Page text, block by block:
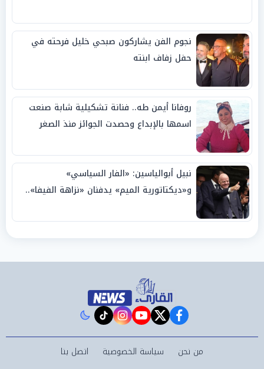
نجوم الفن يشاركون صبحي خليل فرحته في
حفل زفاف ابنته
روفانا أيمن طه.. فنانة تشكيلية شابة صنعت
اسمها بالإبداع وحصدت الجوائز منذ الصغر
نبيل أبوالياسين: «الفار السياسي»
و«ديكتاتورية الميم» يدفنان «نزاهة الفيفا»..
facebook
twitter
youtube
instagram
tiktok
من نحن سياسة الخصوصية اتصل بنا